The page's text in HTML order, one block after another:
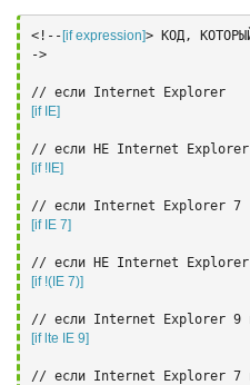
<!-- [if expression]> КОД,
->
[if IE]
[if !IE]
[if IE 7]
[if !(IE 7)]
[if lte IE 9]